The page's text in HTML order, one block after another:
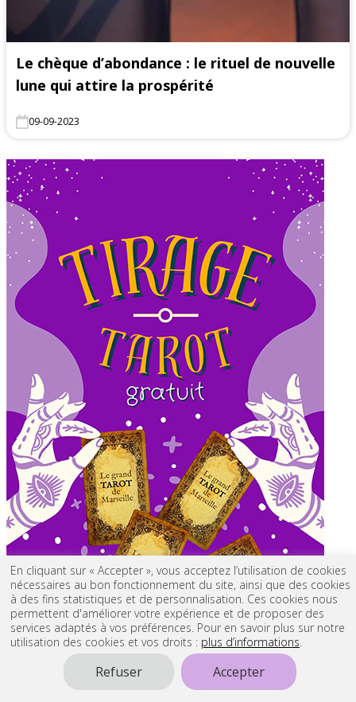
Le chèque d’abondance : le rituel de nouvelle
lune qui attire la prospérité
09-09-2023
En cliquant sur « Accepter », vous acceptez l’utilisation de cookies
nécessaires au bon fonctionnement du site, ainsi que des cookies
à des fins statistiques et de personnalisation. Ces cookies nous
permettent d'améliorer votre expérience et de proposer des
services adaptés à vos préférences. Pour en savoir plus sur notre
utilisation des cookies et vos droits : plus d’informations.
Refuser Accepter